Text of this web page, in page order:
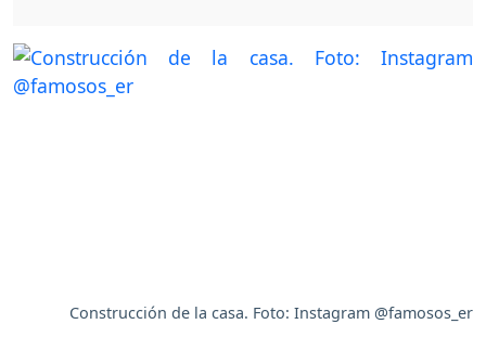
Construcción de la casa. Foto: Instagram @famosos_er